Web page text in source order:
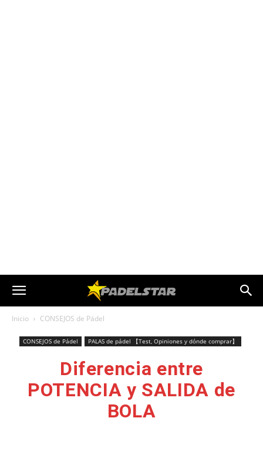
Inicio CONSEJOS de Pádel
CONSEJOS de Pádel PALAS de pádel 【Test, Opiniones y dónde comprar】
Diferencia entre
POTENCIA y SALIDA de
BOLA